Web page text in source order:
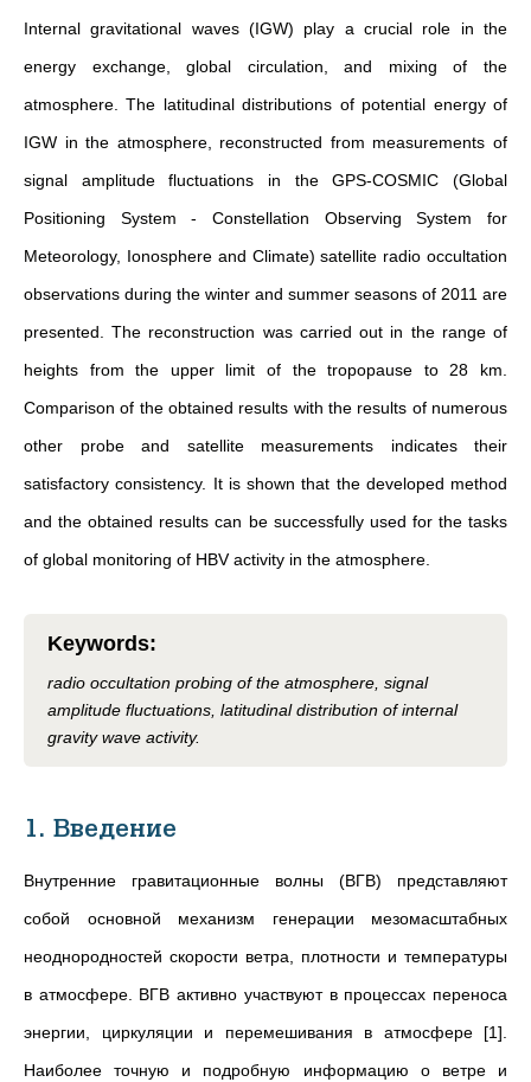
Internal gravitational waves (IGW) play a crucial role in the
energy exchange, global circulation, and mixing of the
atmosphere. The latitudinal distributions of potential energy of
IGW in the atmosphere, reconstructed from measurements of
signal amplitude fluctuations in the GPS-COSMIC (Global
Positioning System - Constellation Observing System for
Meteorology, Ionosphere and Climate) satellite radio occultation
observations during the winter and summer seasons of 2011 are
presented. The reconstruction was carried out in the range of
heights from the upper limit of the tropopause to 28 km.
Comparison of the obtained results with the results of numerous
other probe and satellite measurements indicates their
satisfactory consistency. It is shown that the developed method
and the obtained results can be successfully used for the tasks
of global monitoring of HBV activity in the atmosphere.
Keywords:
radio occultation probing of the atmosphere, signal
amplitude fluctuations, latitudinal distribution of internal
gravity wave activity.
1. Введение
Внутренние гравитационные волны (ВГВ) представляют
собой основной механизм генерации мезомасштабных
неоднородностей скорости ветра, плотности и температуры
в атмосфере. ВГВ активно участвуют в процессах переноса
энергии, циркуляции и перемешивания в атмосфере [1].
Наиболее точную и подробную информацию о ветре и